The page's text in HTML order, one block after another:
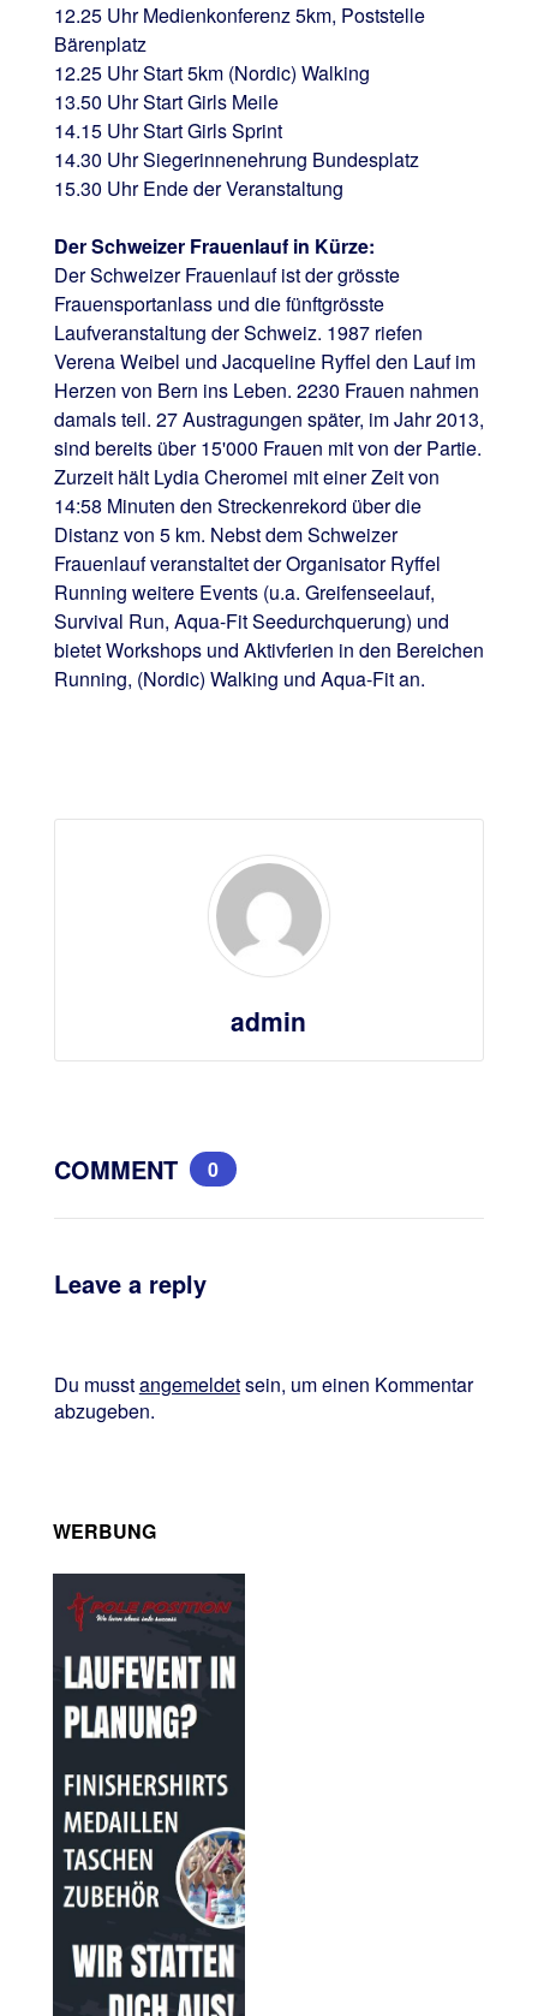
12.25 Uhr Medienkonferenz 5km, Poststelle
Bärenplatz
12.25 Uhr Start 5km (Nordic) Walking
13.50 Uhr Start Girls Meile
14.15 Uhr Start Girls Sprint
14.30 Uhr Siegerinnenehrung Bundesplatz
15.30 Uhr Ende der Veranstaltung
Der Schweizer Frauenlauf in Kürze:
Der Schweizer Frauenlauf ist der grösste
Frauensportanlass und die fünftgrösste
Laufveranstaltung der Schweiz. 1987 riefen
Verena Weibel und Jacqueline Ryffel den Lauf im
Herzen von Bern ins Leben. 2230 Frauen nahmen
damals teil. 27 Austragungen später, im Jahr 2013,
sind bereits über 15'000 Frauen mit von der Partie.
Zurzeit hält Lydia Cheromei mit einer Zeit von
14:58 Minuten den Streckenrekord über die
Distanz von 5 km. Nebst dem Schweizer
Frauenlauf veranstaltet der Organisator Ryffel
Running weitere Events (u.a. Greifenseelauf,
Survival Run, Aqua-Fit Seedurchquerung) und
bietet Workshops und Aktivferien in den Bereichen
Running, (Nordic) Walking und Aqua-Fit an.
admin
COMMENT 0
Leave a reply
Du musstangemeldetsein, um einen Kommentar
abzugeben.
WERBUNG